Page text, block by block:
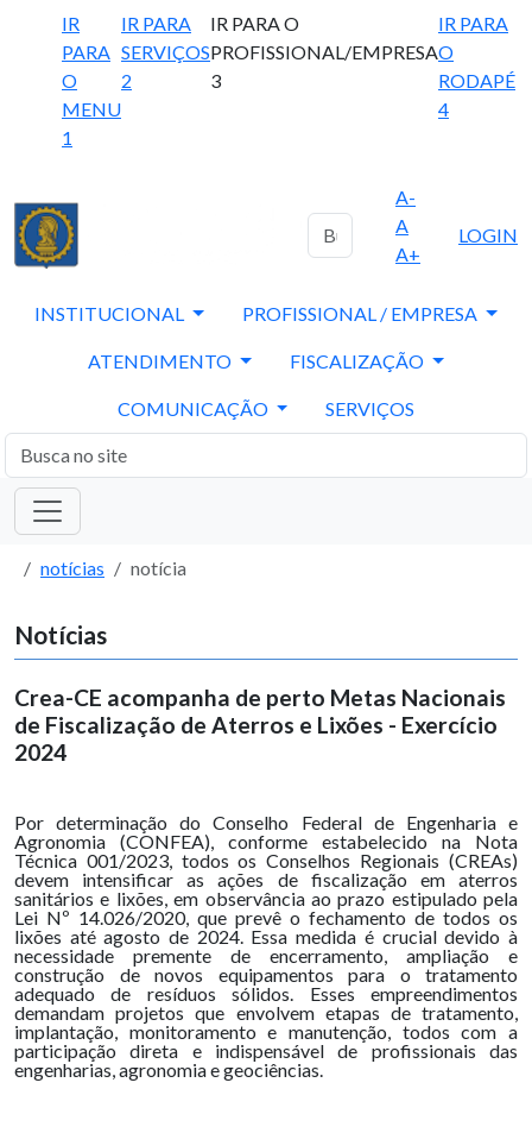
IR
PARA
O
MENU
1
IR PARA
SERVIÇOS
2
IR PARA O
PROFISSIONAL/EMPRESA
3
IR PARA
O
RODAPÉ
4
A-
A
A+
LOGIN
INSTITUCIONAL PROFISSIONAL / EMPRESA
ATENDIMENTO FISCALIZAÇÃO
COMUNICAÇÃO SERVIÇOS
notícias notícia
Notícias
Crea-CE acompanha de perto Metas Nacionais
de Fiscalização de Aterros e Lixões - Exercício
2024
Por determinação do Conselho Federal de Engenharia e
Agronomia (CONFEA), conforme estabelecido na Nota
Técnica 001/2023, todos os Conselhos Regionais (CREAs)
devem intensificar as ações de fiscalização em aterros
sanitários e lixões, em observância ao prazo estipulado pela
Lei Nº 14.026/2020, que prevê o fechamento de todos os
lixões até agosto de 2024. Essa medida é crucial devido à
necessidade premente de encerramento, ampliação e
construção de novos equipamentos para o tratamento
adequado de resíduos sólidos. Esses empreendimentos
demandam projetos que envolvem etapas de tratamento,
implantação, monitoramento e manutenção, todos com a
participação direta e indispensável de profissionais das
engenharias, agronomia e geociências.